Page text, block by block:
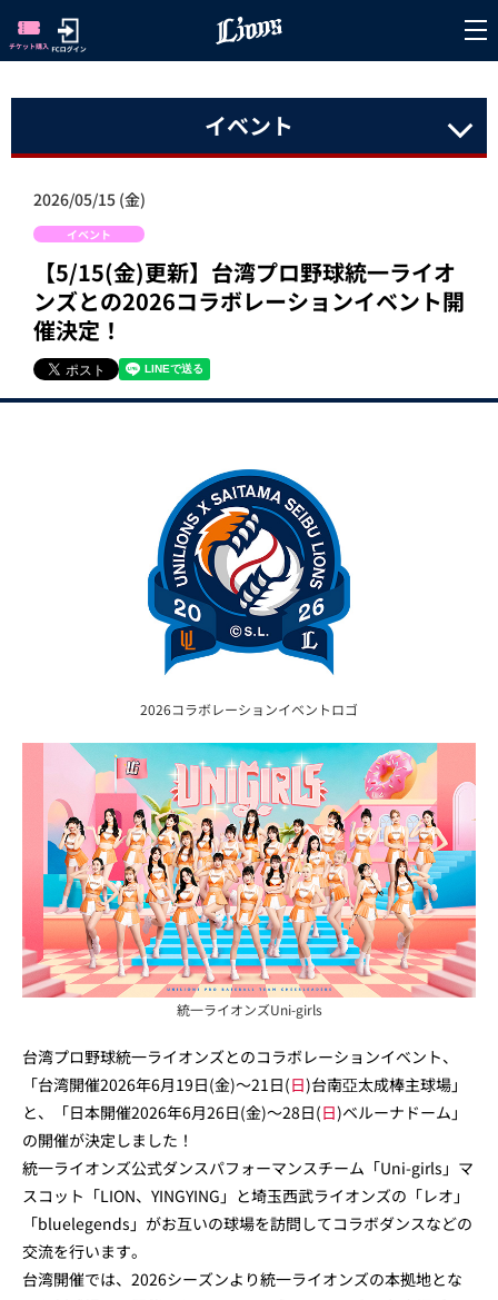
イベント
2026/05/15 (金)
イベント
【5/15(金)更新】台湾プロ野球統一ライオ
ンズとの2026コラボレーションイベント開
催決定！
2026コラボレーションイベントロゴ
統一ライオンズUni-girls
台湾プロ野球統一ライオンズとのコラボレーションイベント、
「台湾開催2026年6月19日(金)～21日(日)台南亞太成棒主球場」
と、「日本開催2026年6月26日(金)～28日(日)ベルーナドーム」
の開催が決定しました！
統一ライオンズ公式ダンスパフォーマンスチーム「Uni-girls」マ
スコット「LION、YINGYING」と埼玉西武ライオンズの「レオ」
「bluelegends」がお互いの球場を訪問してコラボダンスなどの
交流を行います。
台湾開催では、2026シーズンより統一ライオンズの本拠地とな